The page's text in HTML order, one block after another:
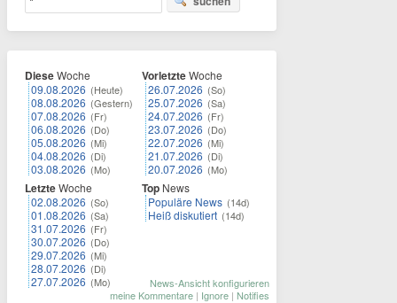
DieseWoche
09.08.2026 (Heute)
08.08.2026 (Gestern)
07.08.2026 (Fr)
06.08.2026 (Do)
05.08.2026 (Mi)
04.08.2026 (Di)
03.08.2026 (Mo)
LetzteWoche
02.08.2026 (So)
01.08.2026 (Sa)
31.07.2026 (Fr)
30.07.2026 (Do)
29.07.2026 (Mi)
28.07.2026 (Di)
27.07.2026 (Mo)
VorletzteWoche
26.07.2026 (So)
25.07.2026 (Sa)
24.07.2026 (Fr)
23.07.2026 (Do)
22.07.2026 (Mi)
21.07.2026 (Di)
20.07.2026 (Mo)
Top News
Populäre News (14d)
Heiß diskutiert (14d)
News-Ansicht konfigurieren
meine Kommentare | Ignore | Notifies